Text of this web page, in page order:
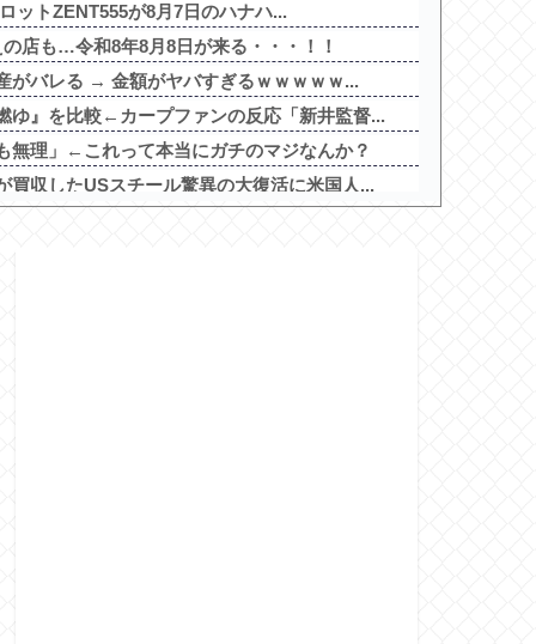
ットZENT555が8月7日のハナハ...
店も…令和8年8月8日が来る・・・！！
がバレる → 金額がヤバすぎるｗｗｗｗｗ...
ゆ』を比較←カープファンの反応「新井監督...
無理」←これって本当にガチのマジなんか？
買収したUSスチール驚異の大復活に米国人...